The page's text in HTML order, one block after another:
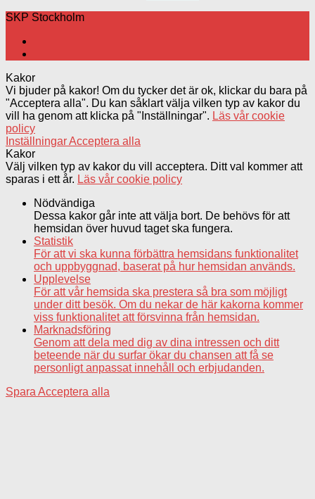
SKP Stockholm
Kakor
Vi bjuder på kakor! Om du tycker det är ok, klickar du bara på
"Acceptera alla". Du kan såklart välja vilken typ av kakor du
vill ha genom att klicka på "Inställningar". Läs vår cookie
policy
InställningarAcceptera alla
Kakor
Välj vilken typ av kakor du vill acceptera. Ditt val kommer att
sparas i ett år. Läs vår cookie policy
Nödvändiga
Dessa kakor går inte att välja bort. De behövs för att
hemsidan över huvud taget ska fungera.
Statistik
För att vi ska kunna förbättra hemsidans funktionalitet
och uppbyggnad, baserat på hur hemsidan används.
Upplevelse
För att vår hemsida ska prestera så bra som möjligt
under ditt besök. Om du nekar de här kakorna kommer
viss funktionalitet att försvinna från hemsidan.
Marknadsföring
Genom att dela med dig av dina intressen och ditt
beteende när du surfar ökar du chansen att få se
personligt anpassat innehåll och erbjudanden.
Spara Acceptera alla